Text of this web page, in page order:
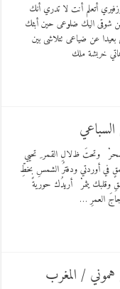
أتعلم أنت لا تدري أنك
شوقى اليك ضلوعى حين أبثك
عن ضياعى تتلاشى بين
خربشة ملك
وتحتَ ظﻻلِ القمر ِ تحيي
في أوردتي ودفترُ الشمسِ بخطِّ
وقلبك يثمرْ أريدُك حوريةً
العمرِ …